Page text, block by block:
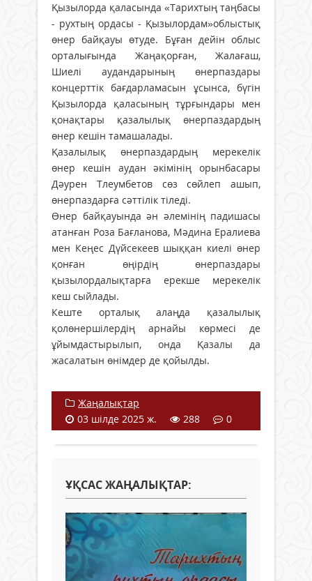
Қызылорда қаласында «Тарихтың таңбасы
- рухтың ордасы - Қызылордам»облыстық
өнер байқауы өтуде. Бұған дейін облыс
орталығында Жаңақорған, Жалағаш,
Шиелі аудандарының өнерпаздары
концерттік бағдарламасын ұсынса, бүгін
Қызылорда қаласының тұрғындары мен
қонақтары қазалылық өнерпаздардың
өнер кешін тамашалады.
Қазалылық өнерпаздардың мерекелік
өнер кешін аудан әкімінің орынбасары
Дәурен Тлеумбетов сөз сөйлеп ашып,
өнерпаздарға сәттілік тіледі.
Өнер байқауында ән әлемінің падишасы
атанған Роза Бағланова, Мәдина Ералиева
мен Кеңес Дүйсекеев шыққан киелі өнер
қонған өңірдің өнерпаздары
қызылордалықтарға ерекше мерекелік
кеш сыйлады.
Кеште орталық алаңда қазалылық
қолөнершілердің арнайы көрмесі де
ұйымдастырылып, онда Қазалы да
жасалатын өнімдер де қойылды.
Жаңалықтар
03 шілде 2025 ж.
288 0
ҰҚСАС ЖАҢАЛЫҚТАР: